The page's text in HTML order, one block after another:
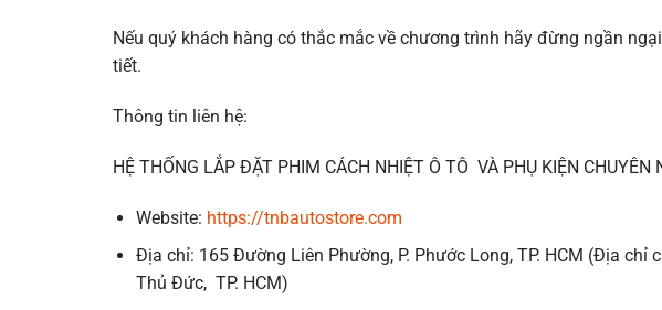
Nếu quý khách hàng có thắc mắc về chương trình hãy đừng ngần
tiết.
Thông tin liên hệ:
HỆ THỐNG LẮP ĐẶT PHIM CÁCH NHIỆT Ô TÔ VÀ PHỤ KIỆN CHUYÊN
Website: https://tnbautostore.com
Địa chỉ: 165 Đường Liên Phường, P. Phước Long, TP. HCM (Địa chỉ
Thủ Đức, TP. HCM)